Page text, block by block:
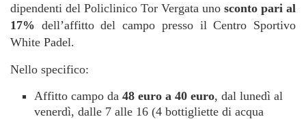
dipendenti del Policlinico Tor Vergata uno sconto pari al
17% dell’affitto del campo presso il Centro Sportivo
White Padel.
Nello specifico:
Affitto campo da 48 euro a 40 euro, dal lunedì al
venerdì, dalle 7 alle 16 (4 bottigliette di acqua